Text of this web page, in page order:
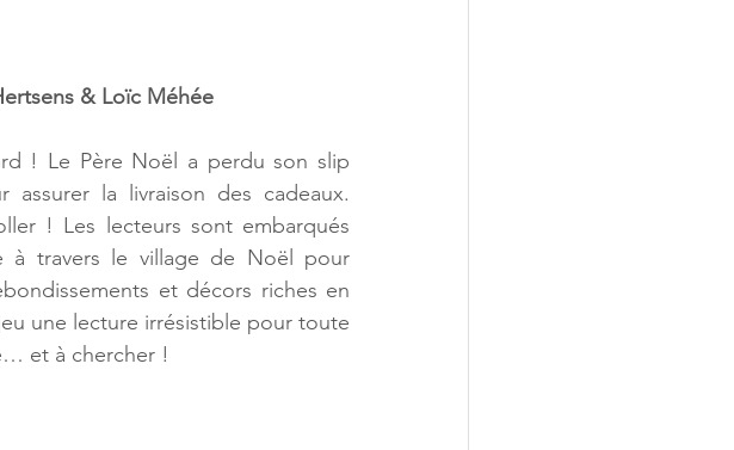
& Loïc Méhée
! Le Père Noël a perdu son slip
assurer la livraison des cadeaux.
! Les lecteurs sont embarqués
à travers le village de Noël pour
et décors riches en
une lecture irrésistible pour toute
et à chercher !